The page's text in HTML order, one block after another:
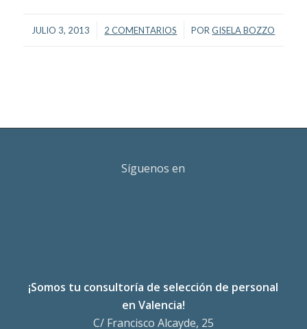
JULIO 3, 2013
/ 2 COMENTARIOS
/ PORGISELA BOZZO
Síguenos en
¡Somos tu consultoría de selección de personal
en Valencia!
C/ Francisco Alcayde, 25